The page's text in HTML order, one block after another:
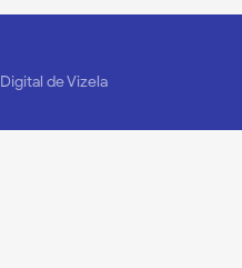
Digital de Vizela